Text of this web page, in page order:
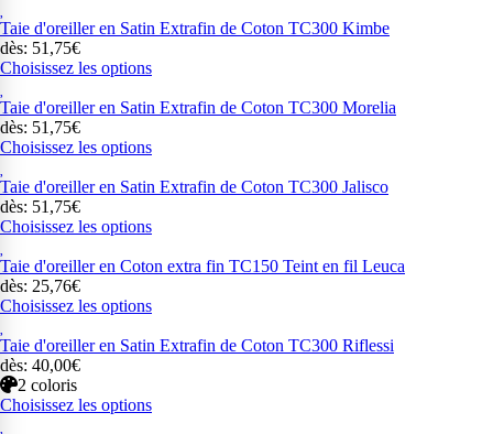
Taie d'oreiller en Satin Extrafin de Coton TC300 Kimbe
dès: 51,75€
Choisissez les options
Taie d'oreiller en Satin Extrafin de Coton TC300 Morelia
dès: 51,75€
Choisissez les options
Taie d'oreiller en Satin Extrafin de Coton TC300 Jalisco
dès: 51,75€
Choisissez les options
Taie d'oreiller en Coton extra fin TC150 Teint en fil Leuca
dès: 25,76€
Choisissez les options
Taie d'oreiller en Satin Extrafin de Coton TC300 Riflessi
dès: 40,00€
2 coloris
Choisissez les options